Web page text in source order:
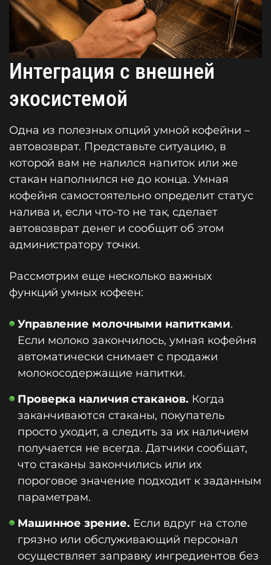
Интеграция с внешней
экосистемой
Одна из полезных опций умной кофейни –
автовозврат. Представьте ситуацию, в
которой вам не налился напиток или же
стакан наполнился не до конца. Умная
кофейня самостоятельно определит статус
налива и, если что-то не так, сделает
автовозврат денег и сообщит об этом
администратору точки.
Рассмотрим еще несколько важных
функций умных кофеен:
Управление молочными напитками.
Если молоко закончилось, умная кофейня
автоматически снимает с продажи
молокосодержащие напитки.
Проверка наличия стаканов. Когда
заканчиваются стаканы, покупатель
просто уходит, а следить за их наличием
получается не всегда. Датчики сообщат,
что стаканы закончились или их
пороговое значение подходит к заданным
параметрам.
Машинное зрение. Если вдруг на столе
грязно или обслуживающий персонал
осуществляет заправку ингредиентов без